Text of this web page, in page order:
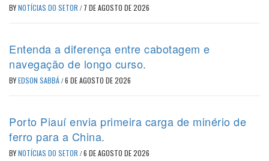
BYNOTÍCIAS DO SETOR / 7 DE AGOSTO DE 2026
Entenda a diferença entre cabotagem e
navegação de longo curso.
BYEDSON SABBÁ/6 DE AGOSTO DE 2026
Porto Piauí envia primeira carga de minério de
ferro para a China.
BYNOTÍCIAS DO SETOR /6 DE AGOSTO DE 2026